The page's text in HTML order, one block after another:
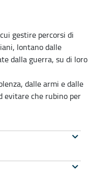
gestire percorsi di
lontano dalle
dalla guerra, su di loro
dalle armi e dalle
evitare che rubino per